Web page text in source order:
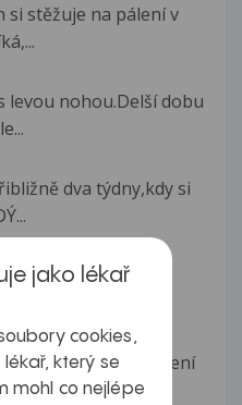
si stěžuje na pálení v
levou nohou.Delší dobu
dva týdny,kdy si
návaly
mravenčení
končetin
časté mravenčení
jako lékař
cookies,
který se
mohl co nejlépe